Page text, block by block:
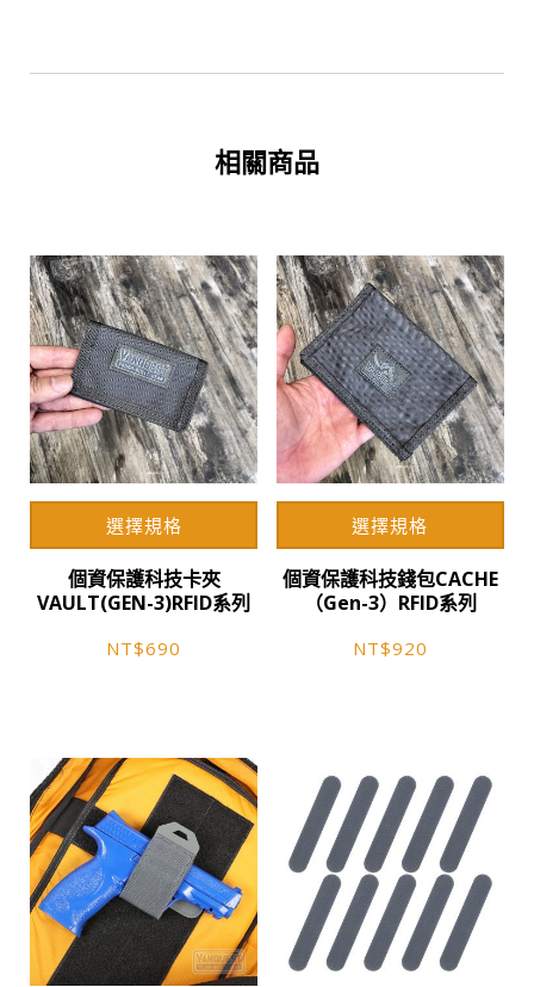
相關商品
選擇規格
品
式。
可
在
產
品
頁
面
擇
個資保護科技卡夾
VAULT(GEN-3)RFID系列
NT$690
選擇規格
產
品
選
擇
個資保護科技錢包CACHE
（Gen-3）RFID系列
NT$920